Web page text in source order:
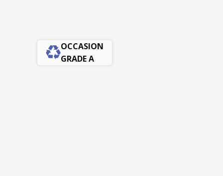
OCCASION
GRADE A